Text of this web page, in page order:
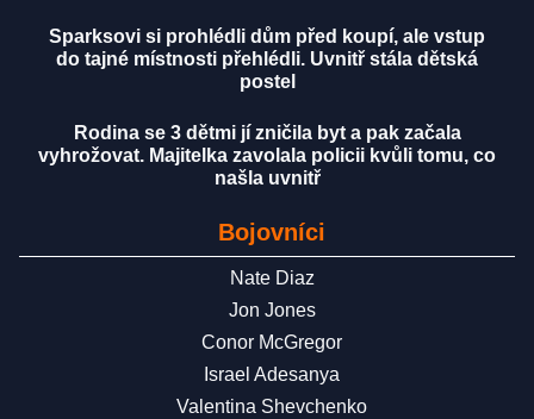
Sparksovi si prohlédli dům před koupí, ale vstup
do tajné místnosti přehlédli. Uvnitř stála dětská
postel
Rodina se 3 dětmi jí zničila byt a pak začala
vyhrožovat. Majitelka zavolala policii kvůli tomu, co
našla uvnitř
Bojovníci
Nate Diaz
Jon Jones
Conor McGregor
Israel Adesanya
Valentina Shevchenko